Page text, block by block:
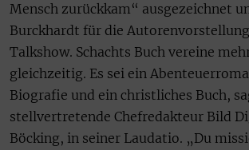
Mensch zurückkam“ ausgezeichnet
Burckhardt für die
Talkshow. Schachts Buch vereine
gleichzeitig. Es sei ein
Biografie und ein christliches Buch,
stellvertretende Chefredakteur Bild
Böcking, in seiner Laudatio. „Du